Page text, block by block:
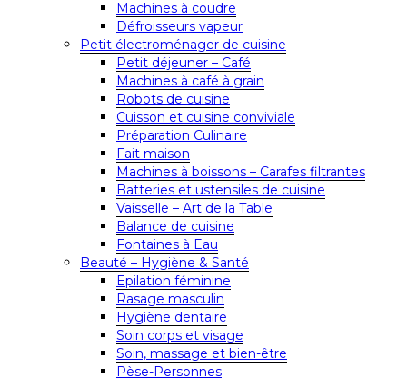
Machines à coudre
Défroisseurs vapeur
Petit électroménager de cuisine
Petit déjeuner – Café
Machines à café à grain
Robots de cuisine
Cuisson et cuisine conviviale
Préparation Culinaire
Fait maison
Machines à boissons – Carafes filtrantes
Batteries et ustensiles de cuisine
Vaisselle – Art de la Table
Balance de cuisine
Fontaines à Eau
Beauté – Hygiène & Santé
Epilation féminine
Rasage masculin
Hygiène dentaire
Soin corps et visage
Soin, massage et bien-être
Pèse-Personnes